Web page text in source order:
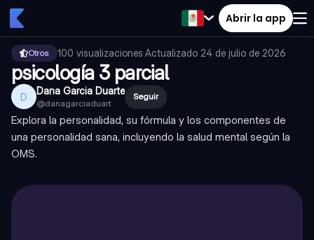
Abrir la app
Otros 100 visualizaciones·Actualizado 24 de julio de 2026
psicología 3 parcial
D Dana Garcia Duarte
@danagarciaduart
Seguir
Explora la personalidad, su fórmula y los componentes de
una personalidad sana, incluyendo la salud mental según la
OMS.